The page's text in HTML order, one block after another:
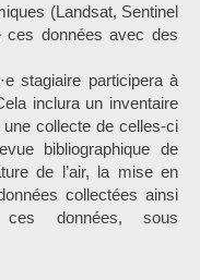
(Landsat, Sentinel
données avec des
stagiaire participera à
inclura un inventaire
collecte de celles-ci
bibliographique de
de l’air, la mise en
collectées ainsi
ces données, sous